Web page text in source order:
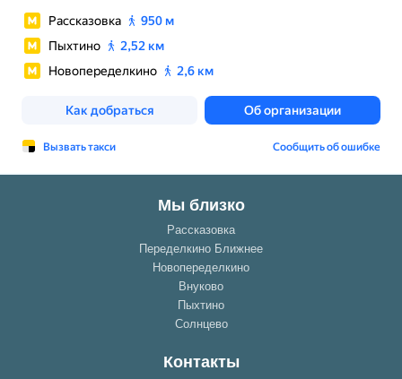
Мы близко
Рассказовка
Переделкино Ближнее
Новопеределкино
Внуково
Пыхтино
Солнцево
Контакты